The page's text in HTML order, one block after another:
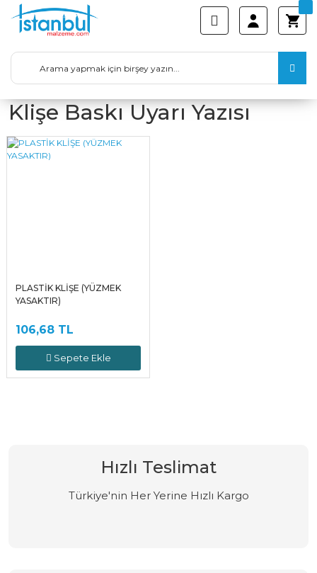
Klişe Baskı Uyarı Yazısı
PLASTİK KLİŞE (YÜZMEK
YASAKTIR)
106,68 TL
Sepete Ekle
Hızlı Teslimat
Türkiye'nin Her Yerine Hızlı Kargo